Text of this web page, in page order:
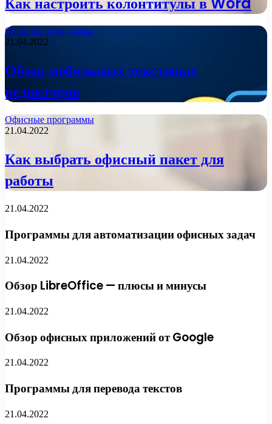
Офисные программы
21.04.2022
Обзор мобильных текстовых
редакторов
Офисные программы
21.04.2022
Как выбрать офисный пакет для
работы
21.04.2022
Программы для автоматизации офисных задач
21.04.2022
Обзор LibreOffice — плюсы и минусы
21.04.2022
Обзор офисных приложений от Google
21.04.2022
Программы для перевода текстов
21.04.2022